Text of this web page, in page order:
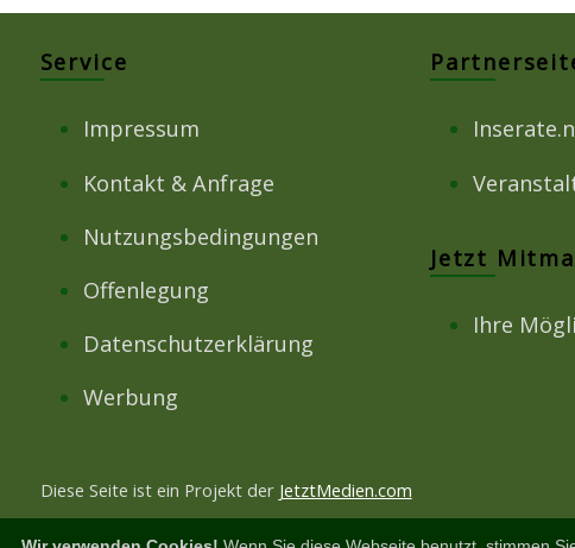
Service
Impressum
Kontakt & Anfrage
Nutzungsbedingungen
Offenlegung
Datenschutzerklärung
Werbung
Jetzt
Ihre
Diese Seite ist ein Projekt der JetztMedien.com